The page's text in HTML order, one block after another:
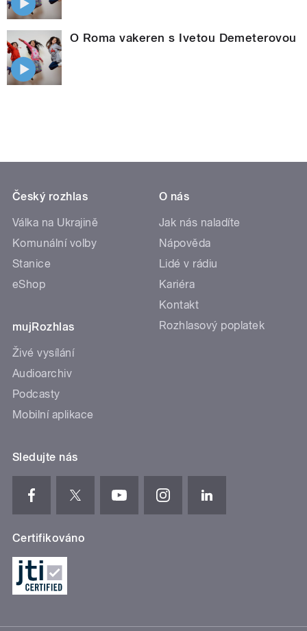
O Roma vakeren s Ivetou Demeterovou
Český rozhlas
Válka na Ukrajině
Komunální volby
Stanice
eShop
mujRozhlas
Živé vysílání
Audioarchiv
Podcasty
Mobilní aplikace
O nás
Jak nás naladíte
Nápověda
Lidé v rádiu
Kariéra
Kontakt
Rozhlasový poplatek
Sledujte nás
Certifikováno